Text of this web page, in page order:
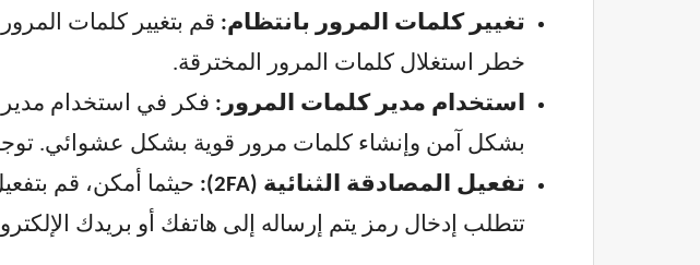
تغيير كلمات المرور بانتظام:
خطر استغلال كلمات المرور المخترقة.
استخدام مدير كلمات المرور:
بشكل آمن وإنشاء كلمات مرور قوية بشكل عشوائي. توجد
تفعيل المصادقة الثنائية (2FA):
حيثما أمكن، قم
تتطلب إدخال رمز يتم إرساله إلى هاتفك أو بريدك